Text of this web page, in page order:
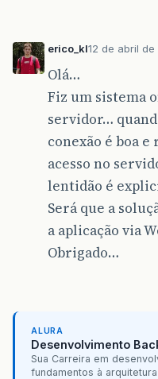
erico_kl12 de abril de
Olá…
Fiz um sistema
servidor…
conexão é boa
acesso no
lentidão é
Será que a
a aplicação via
Obrigado…
ALURA
Desenvolvimento
Sua Carreira em
fundamentos à